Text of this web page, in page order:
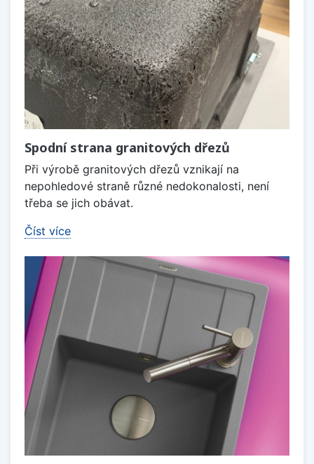
Spodní strana granitových dřezů
Při výrobě granitových dřezů vznikají na
nepohledové straně různé nedokonalosti, není
třeba se jich obávat.
Číst více